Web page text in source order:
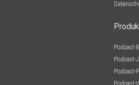
Podcast-
Podcast-
Podcast-
Podcast-